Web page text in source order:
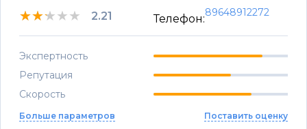
★★★★★
★★★★★
★★★★★ 2.21 Телефон:
89648912272
Экспертность
Репутация
Скорость
Больше параметров Поставить оценку